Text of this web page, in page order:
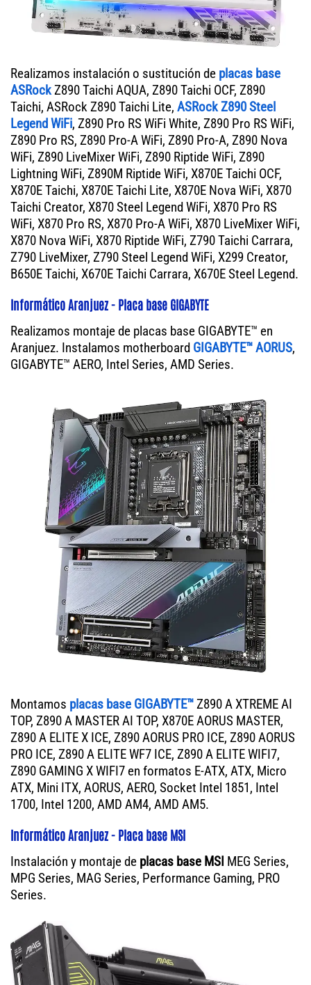
Realizamos instalación o sustitución de placas base
ASRockZ890 Taichi AQUA, Z890 Taichi OCF, Z890
Taichi, ASRock Z890 Taichi Lite, ASRock Z890 Steel
Legend WiFi, Z890 Pro RS WiFi White, Z890 Pro RS WiFi,
Z890 Pro RS, Z890 Pro-A WiFi, Z890 Pro-A, Z890 Nova
WiFi, Z890 LiveMixer WiFi, Z890 Riptide WiFi, Z890
Lightning WiFi, Z890M Riptide WiFi, X870E Taichi OCF,
X870E Taichi, X870E Taichi Lite, X870E Nova WiFi, X870
Taichi Creator, X870 Steel Legend WiFi, X870 Pro RS
WiFi, X870 Pro RS, X870 Pro-A WiFi, X870 LiveMixer WiFi,
X870 Nova WiFi, X870 Riptide WiFi, Z790 Taichi Carrara,
Z790 LiveMixer, Z790 Steel Legend WiFi, X299 Creator,
B650E Taichi, X670E Taichi Carrara, X670E Steel Legend.
Informático Aranjuez - Placa base GIGABYTE
Realizamos montaje de placas base GIGABYTE™ en
Aranjuez. Instalamos motherboard GIGABYTE™ AORUS,
GIGABYTE™ AERO, Intel Series, AMD Series.
Montamos placas base GIGABYTE™Z890 A XTREME AI
TOP, Z890 A MASTER AI TOP, X870E AORUS MASTER,
Z890 A ELITE X ICE, Z890 AORUS PRO ICE, Z890 AORUS
PRO ICE, Z890 A ELITE WF7 ICE, Z890 A ELITE WIFI7,
Z890 GAMING X WIFI7 en formatos E-ATX, ATX, Micro
ATX, Mini ITX, AORUS, AERO, Socket Intel 1851, Intel
1700, Intel 1200, AMD AM4, AMD AM5.
Informático Aranjuez - Placa base MSI
Instalación y montaje de placas base MSI MEG Series,
MPG Series, MAG Series, Performance Gaming, PRO
Series.